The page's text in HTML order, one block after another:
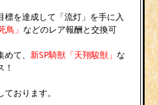
標を達成して「流灯」を手に入
鳥」 などのレア報酬と交換可
て、 新SP騎獣「天翔駿獣」 な
おります。